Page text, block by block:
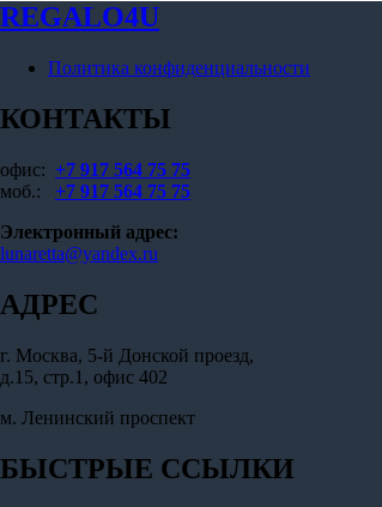
REGALO4U
Политика конфиденциальности
КОНТАКТЫ
офис: +7 917 564 75 75
моб.: +7 917 564 75 75
Электронный адрес:
lunaretta@yandex.ru
АДРЕС
г. Москва, 5-й Донской проезд,
д.15, стр.1, офис 402
м. Ленинский проспект
БЫСТРЫЕ ССЫЛКИ